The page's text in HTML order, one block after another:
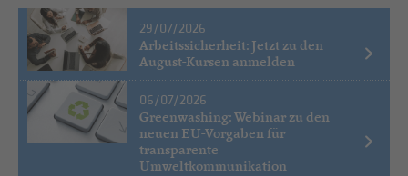
29/07/2026
Arbeitssicherheit: Jetzt zu den
August-Kursen anmelden
06/07/2026
Greenwashing: Webinar zu den
neuen EU-Vorgaben für
transparente
Umweltkommunikation